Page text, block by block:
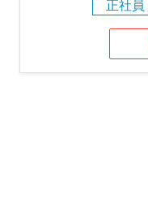
正社員